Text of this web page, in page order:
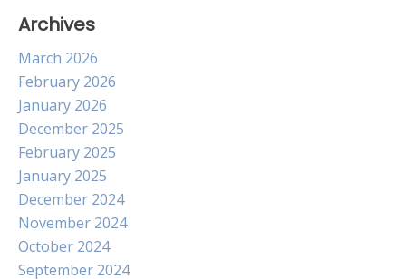
Archives
March 2026
February 2026
January 2026
December 2025
February 2025
January 2025
December 2024
November 2024
October 2024
September 2024